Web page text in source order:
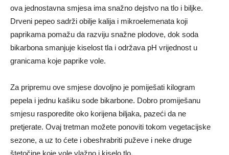
ova jednostavna smjesa ima snažno dejstvo na tlo i biljke.
Drveni pepeo sadrži obilje kalija i mikroelemenata koji
paprikama pomažu da razviju snažne plodove, dok soda
bikarbona smanjuje kiselost tla i održava pH vrijednost u
granicama koje paprike vole.
Za pripremu ove smjese dovoljno je pomiješati kilogram
pepela i jednu kašiku sode bikarbone. Dobro promiješanu
smjesu rasporedite oko korijena biljaka, pazeći da ne
pretjerate. Ovaj tretman možete ponoviti tokom vegetacijske
sezone, a uz to ćete i obeshrabriti puževe i neke druge